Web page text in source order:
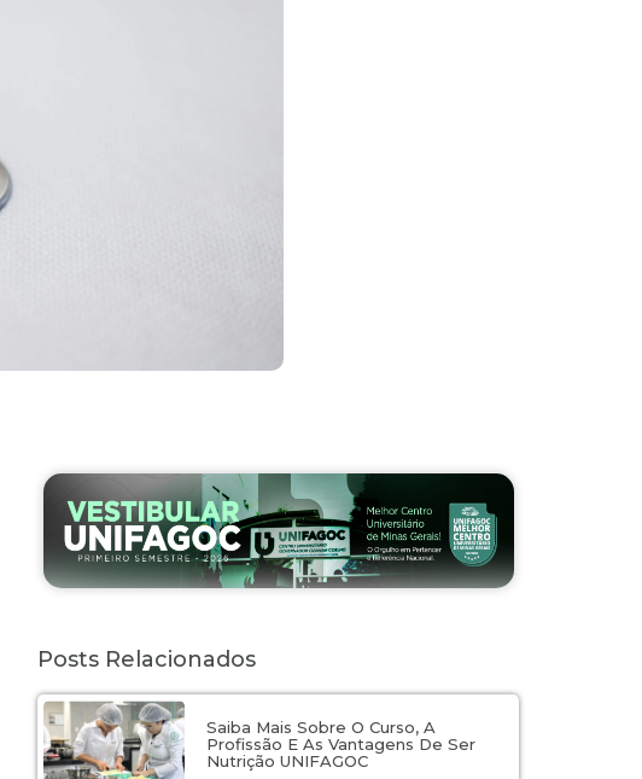
Posts Relacionados
Saiba Mais Sobre O Curso, A
Profissão E As Vantagens De Ser
Nutrição UNIFAGOC